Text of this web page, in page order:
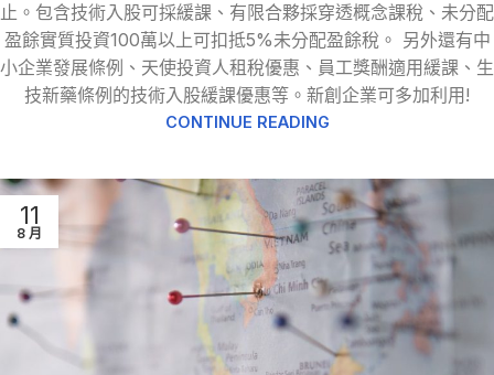
止。包含技術入股可採緩課、有限合夥採穿透概念課稅、未分配
盈餘實質投資100萬以上可扣抵5%未分配盈餘稅。 另外還有中
小企業發展條例、天使投資人租稅優惠、員工獎酬適用緩課、生
技新藥條例的技術入股緩課優惠等。新創企業可多加利用!
CONTINUE READING
11
8 月